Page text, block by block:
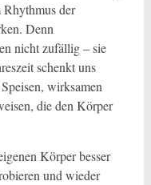
Rhythmus der
Denn
nicht zufällig – sie
schenkt uns
wirksamen
die den Körper
Körper besser
und wieder